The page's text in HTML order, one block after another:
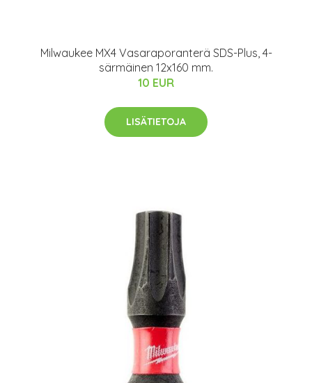
Milwaukee MX4 Vasaraporanterä SDS-Plus, 4-
särmäinen 12x160 mm.
10 EUR
LISÄTIETOJA